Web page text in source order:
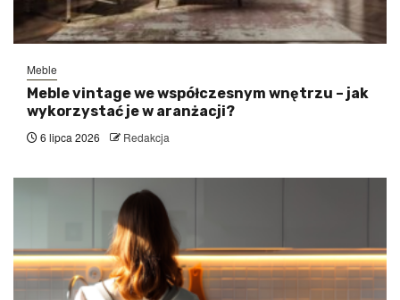
Meble
Meble vintage we współczesnym wnętrzu – jak
wykorzystać je w aranżacji?
6 lipca 2026 Redakcja